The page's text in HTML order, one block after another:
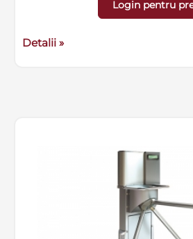
Login pentru
Detalii »